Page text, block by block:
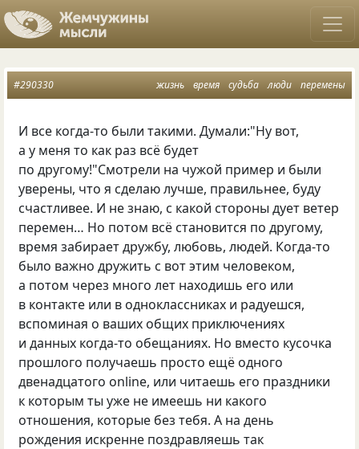
жизнь время судьба люди перемены
#290330
И все когда-то были такими. Думали:"Ну вот,
а у меня то как раз всё будет
по другому!"Смотрели на чужой пример и были
уверены, что я сделаю лучше, правильнее, буду
счастливее. И не знаю, с какой стороны дует ветер
перемен… Но потом всё становится по другому,
время забирает дружбу, любовь, людей. Когда-то
было важно дружить с вот этим человеком,
а потом через много лет находишь его или
в контакте или в одноклассниках и радуешся,
вспоминая о ваших общих приключениях
и данных когда-то обещаниях. Но вместо кусочка
прошлого получаешь просто ещё одного
двенадцатого online, или читаешь его праздники
к которым ты уже не имеешь ни какого
отношения, которые без тебя. А на день
рождения искренне поздравляешь так